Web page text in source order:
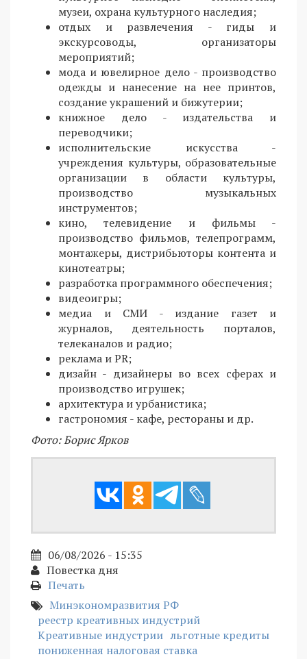
музеи, охрана культурного наследия;
отдых и развлечения - гиды и
экскурсоводы, организаторы
мероприятий;
мода и ювелирное дело - производство
одежды и нанесение на нее принтов,
создание украшений и бижутерии;
книжное дело - издательства и
переводчики;
исполнительские искусства -
учреждения культуры, образовательные
организации в области культуры,
производство музыкальных
инструментов;
кино, телевидение и фильмы -
производство фильмов, телепрограмм,
монтажеры, дистрибьюторы контента и
кинотеатры;
разработка программного обеспечения;
видеоигры;
медиа и СМИ - издание газет и
журналов, деятельность порталов,
телеканалов и радио;
реклама и PR;
дизайн - дизайнеры во всех сферах и
производство игрушек;
архитектура и урбанистика;
гастрономия - кафе, рестораны и др.
Фото: Борис Ярков
06/08/2026 - 15:35
Повестка дня
Печать
Минэкономразвития РФ
реестр креативных индустрий
Креативные индустрии льготные кредиты
пониженная налоговая ставка